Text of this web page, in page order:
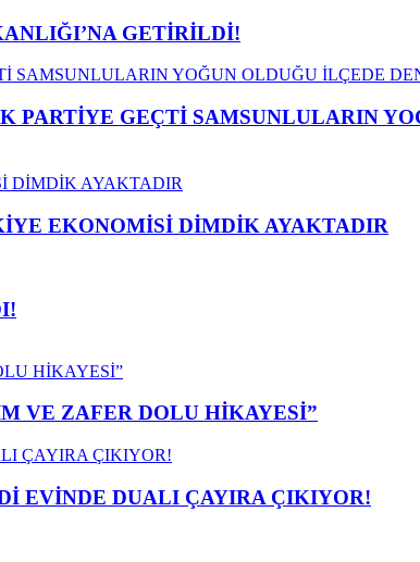
GETİRİLDİ!
PARTİYE GEÇTİ SAMSUNLULARIN
EKONOMİSİ DİMDİK AYAKTADIR
VE ZAFER DOLU HİKAYESİ”
EVİNDE DUALI ÇAYIRA ÇIKIYOR!